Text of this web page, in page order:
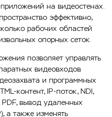
на видеостенах.
эффективно,
рабочих областей
опорных сеток.
позволяет управлять
видеовходов
и программных
контент, IP-поток, NDI,
вывод удаленных
а также изменять